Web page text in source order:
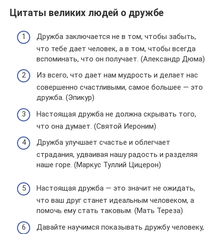
Цитаты великих людей о дружбе
Дружба заключается не в том, чтобы забыть,
что тебе дает человек, а в том, чтобы всегда
вспоминать, что он получает. (Александр Дюма)
Из всего, что дает нам мудрость и делает нас
совершенно счастливыми, самое большее — это
дружба. (Эпикур)
Настоящая дружба не должна скрывать того,
что она думает. (Святой Иероним)
Дружба улучшает счастье и облегчает
страдания, удваивая нашу радость и разделяя
наше горе. (Маркус Туллий Цицерон)
Настоящая дружба — это значит не ожидать,
что ваш друг станет идеальным человеком, а
помочь ему стать таковым. (Мать Тереза)
Давайте научимся показывать дружбу человеку,